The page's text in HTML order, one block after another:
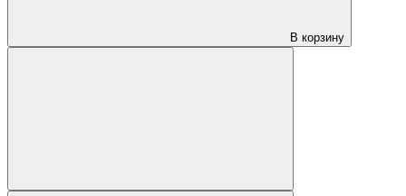
В корзину